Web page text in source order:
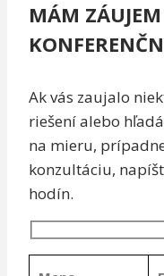
MÁM
Ak vás zaujalo
riešení alebo
na mieru,
konzultáciu,
hodín.